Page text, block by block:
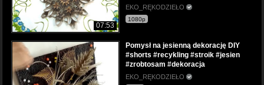
07:53
EKO_RĘKODZIEŁO
1080p
Pomysł na jesienną dekorację DIY
#shorts #recykling #stroik #jesien
#zrobtosam #dekoracja
EKO_RĘKODZIEŁO